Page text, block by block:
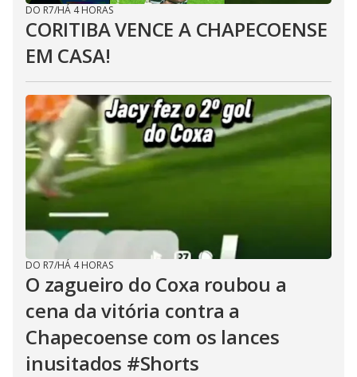
DO R7/HÁ 4 HORAS
CORITIBA VENCE A CHAPECOENSE
EM CASA!
DO R7/HÁ 4 HORAS
O zagueiro do Coxa roubou a
cena da vitória contra a
Chapecoense com os lances
inusitados #Shorts